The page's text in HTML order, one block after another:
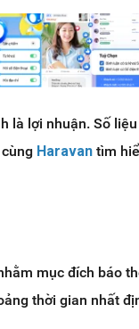
là lợi nhuận. Số
Haravan tìm
mục đích báo
thời gian nhất